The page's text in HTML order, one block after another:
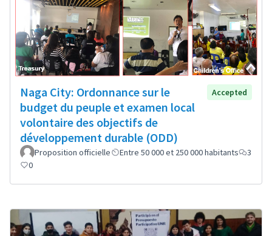
Naga City: Ordonnance sur le
budget du peuple et examen local
volontaire des objectifs de
développement durable (ODD)
Accepted
Proposition officielle Entre 50 000 et 250 000 habitants
3
0